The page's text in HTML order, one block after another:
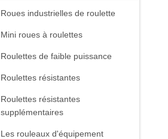
Roues industrielles de roulette
Mini roues à roulettes
Roulettes de faible puissance
Roulettes résistantes
Roulettes résistantes
supplémentaires
Les rouleaux d'équipement